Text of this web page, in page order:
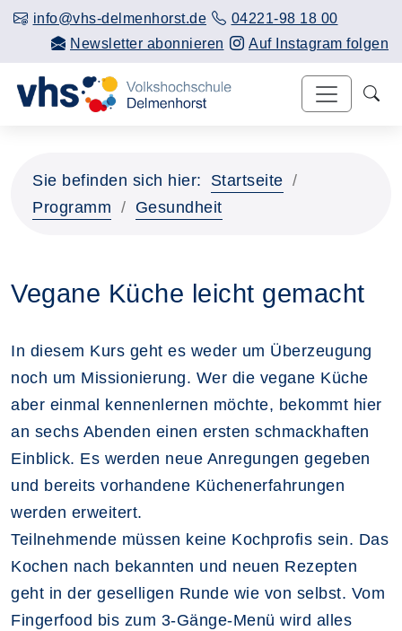
info@vhs-delmenhorst.de
04221-98 18 00
Newsletter abonnieren
Auf Instagram folgen
Sie befinden sich hier:
Startseite
Programm
Gesundheit
Vegane Küche leicht gemacht
In diesem Kurs geht es weder um Überzeugung
noch um Missionierung. Wer die vegane Küche
aber einmal kennenlernen möchte, bekommt hier
an sechs Abenden einen ersten schmackhaften
Einblick. Es werden neue Anregungen gegeben
und bereits vorhandene Küchenerfahrungen
werden erweitert.
Teilnehmende müssen keine Kochprofis sein. Das
Kochen nach bekannten und neuen Rezepten
geht in der geselligen Runde wie von selbst. Vom
Fingerfood bis zum 3-Gänge-Menü wird alles